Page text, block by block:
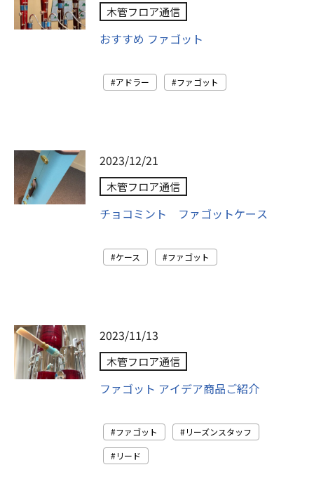
木管フロア通信
おすすめ ファゴット
アドラー ファゴット
2023/12/21
木管フロア通信
チョコミント ファゴットケース
ケース ファゴット
2023/11/13
木管フロア通信
ファゴット アイデア商品ご紹介
ファゴット
リーズンスタッフ
リード